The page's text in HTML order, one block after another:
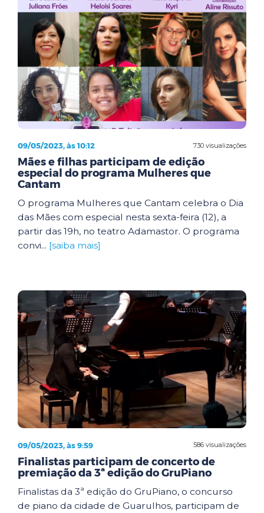
730 visualizações
09/05/2023, às 10:12
Mães e filhas participam de edição
especial do programa Mulheres que
Cantam
O programa Mulheres que Cantam celebra o Dia
das Mães com especial nesta sexta-feira (12), a
partir das 19h, no teatro Adamastor. O programa
convi... [saiba mais]
586 visualizações
09/05/2023, às 9:59
Finalistas participam de concerto de
premiação da 3ª edição do GruPiano
Finalistas da 3ª edição do GruPiano, o concurso
de piano da cidade de Guarulhos, participam de